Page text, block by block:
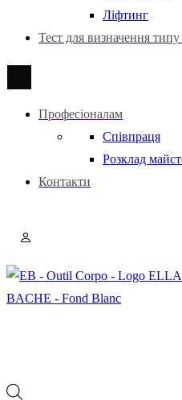
Ліфтинг
Тест для визначення
Професіоналам
Співпраця
Розклад
Контакти